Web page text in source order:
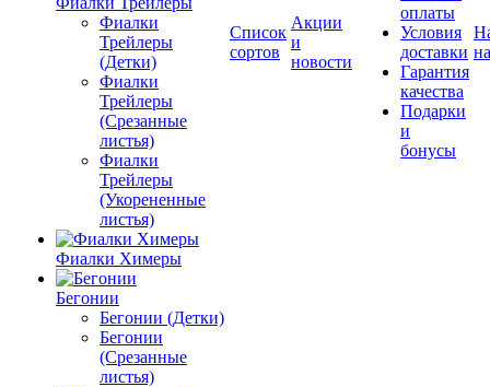
Фиалки
Трейлеры
(Детки)
Фиалки
Трейлеры
(Срезанные
листья)
Фиалки
Трейлеры
(Укорененные
листья)
Фиалки Химеры
Бегонии
Бегонии (Детки)
Бегонии
(Срезанные
листья)
Список
сортов
Акции
и
новости
оплаты
Условия
доставки
Гарантия
качества
Подарки
и
бонусы